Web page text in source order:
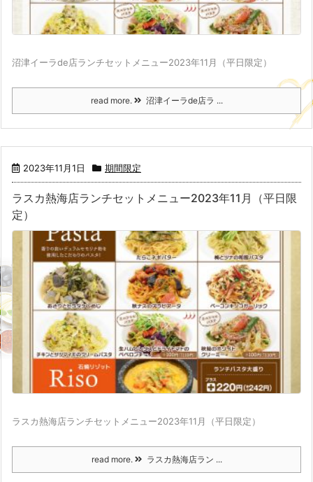
沼津イーラde店ランチセットメニュー2023年11月（平日限定）
read more. 沼津イーラde店ラ ...
2023年11月1日 期間限定
ラスカ熱海店ランチセットメニュー2023年11月（平日限
定）
ラスカ熱海店ランチセットメニュー2023年11月（平日限定）
read more. ラスカ熱海店ラン ...